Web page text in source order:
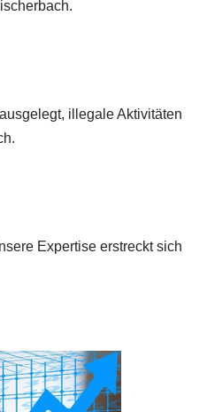
illegale Aktivitäten
Expertise erstreckt sich